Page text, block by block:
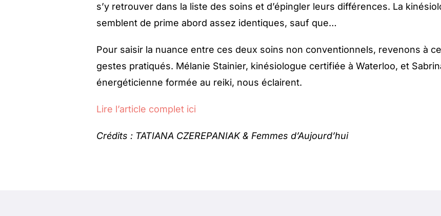
s’y retrouver dans la liste des soins et d’épingler leurs différences. La
semblent de prime abord assez identiques, sauf que…
Pour saisir la nuance entre ces deux soins non conventionnels, revenons à ce
gestes pratiqués. Mélanie Stainier, kinésiologue certifiée à Waterloo, et
énergéticienne formée au reiki, nous éclairent.
Lire l’article complet ici
Crédits : TATIANA CZEREPANIAK & Femmes d’Aujourd’hui